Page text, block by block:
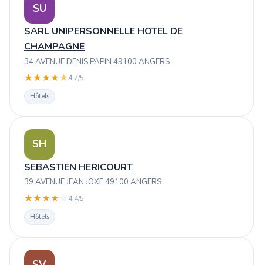
SU
SARL UNIPERSONNELLE HOTEL DE
CHAMPAGNE
34 AVENUE DENIS PAPIN 49100 ANGERS
★★★★★4.7/5
Hôtels
SH
SEBASTIEN HERICOURT
39 AVENUE JEAN JOXE 49100 ANGERS
★★★★ ☆ 4.4/5
Hôtels